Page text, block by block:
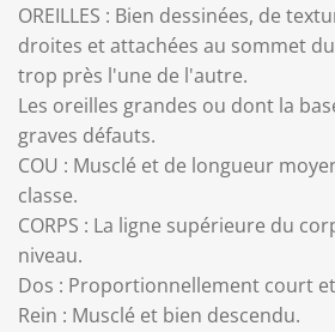
OREILLES : Bien dessinées, de
droites et attachées au sommet
trop près l'une de l'autre.
Les oreilles grandes ou dont la
graves défauts.
COU : Musclé et de longueur
classe.
CORPS : La ligne supérieure du
niveau.
Dos : Proportionnellement court
Rein : Musclé et bien descendu.